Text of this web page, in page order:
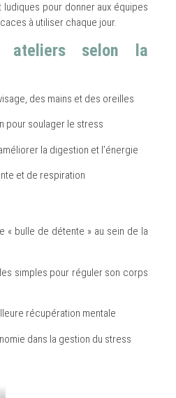
pour donner aux équipes
à utiliser chaque jour.
ateliers selon la
des mains et des oreilles
pour soulager le stress
la digestion et l’énergie
et de respiration
« bulle de détente » au sein de la
simples pour réguler son corps
récupération mentale
dans la gestion du stress